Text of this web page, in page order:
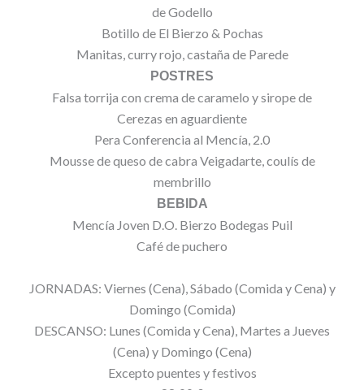
de Godello
Botillo de El Bierzo & Pochas
Manitas, curry rojo, castaña de Parede
POSTRES
Falsa torrija con crema de caramelo y sirope de
Cerezas en aguardiente
Pera Conferencia al Mencía, 2.0
Mousse de queso de cabra Veigadarte, coulís de
membrillo
BEBIDA
Mencía Joven D.O. Bierzo Bodegas Puil
Café de puchero
JORNADAS: Viernes (Cena), Sábado (Comida y Cena) y
Domingo (Comida)
DESCANSO: Lunes (Comida y Cena), Martes a Jueves
(Cena) y Domingo (Cena)
Excepto puentes y festivos